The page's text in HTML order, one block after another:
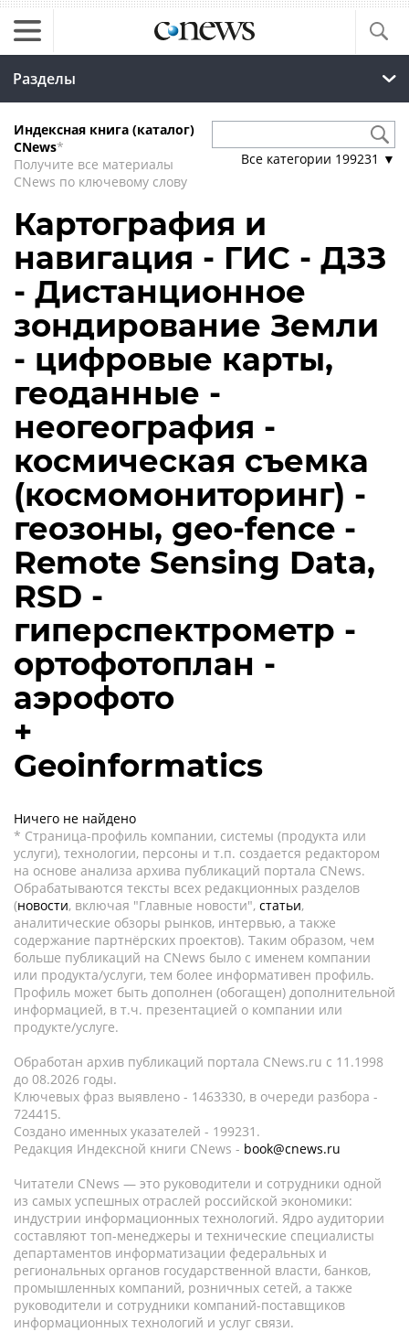
Разделы
Индексная книга (каталог)
CNews*
Получите все материалы
CNews по ключевому слову
Все категории 199231 ▼
Картография и
навигация - ГИС - ДЗЗ
- Дистанционное
зондирование Земли
- цифровые карты,
геоданные -
неогеография -
космическая съемка
(космомониторинг) -
геозоны, geo-fence -
Remote Sensing Data,
RSD -
гиперспектрометр -
ортофотоплан -
аэрофото
+
Geoinformatics
Ничего не найдено
* Страница-профиль компании, системы (продукта или
услуги), технологии, персоны и т.п. создается редактором
на основе анализа архива публикаций портала CNews.
Обрабатываются тексты всех редакционных разделов
(новости, включая "Главные новости", статьи,
аналитические обзоры рынков, интервью, а также
содержание партнёрских проектов). Таким образом, чем
больше публикаций на CNews было с именем компании
или продукта/услуги, тем более информативен профиль.
Профиль может быть дополнен (обогащен) дополнительной
информацией, в т.ч. презентацией о компании или
продукте/услуге.
Обработан архив публикаций портала CNews.ru c 11.1998
до 08.2026 годы.
Ключевых фраз выявлено - 1463330, в очереди разбора -
724415.
Создано именных указателей - 199231.
Редакция Индексной книги CNews - book@cnews.ru
Читатели CNews — это руководители и сотрудники одной
из самых успешных отраслей российской экономики:
индустрии информационных технологий. Ядро аудитории
составляют топ-менеджеры и технические специалисты
департаментов информатизации федеральных и
региональных органов государственной власти, банков,
промышленных компаний, розничных сетей, а также
руководители и сотрудники компаний-поставщиков
информационных технологий и услуг связи.